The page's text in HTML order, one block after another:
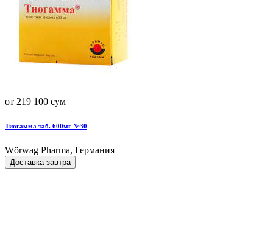
от 219 100 сум
Тиогамма таб. 600мг №30
Wörwag Pharma, Германия
Доставка завтра